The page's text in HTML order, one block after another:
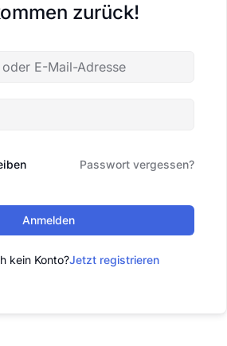
zurück!
Passwort vergessen?
Anmelden
kein Konto?Jetzt registrieren